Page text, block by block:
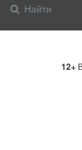
Найти
12+